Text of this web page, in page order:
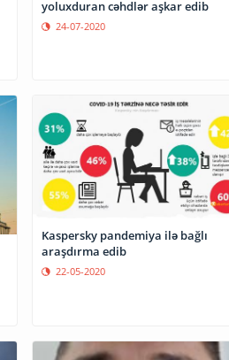
yoluxduran cəhdlər aşkar edib
24-07-2020
Kaspersky pandemiya ilə bağlı
araşdırma edib
22-05-2020